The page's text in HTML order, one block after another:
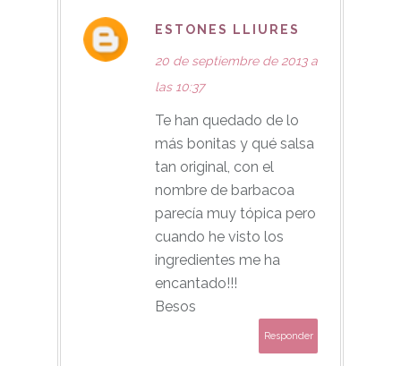
ESTONES LLIURES
20 de septiembre de 2013 a
las 10:37
Te han quedado de lo
más bonitas y qué salsa
tan original, con el
nombre de barbacoa
parecía muy tópica pero
cuando he visto los
ingredientes me ha
encantado!!!
Besos
Responder